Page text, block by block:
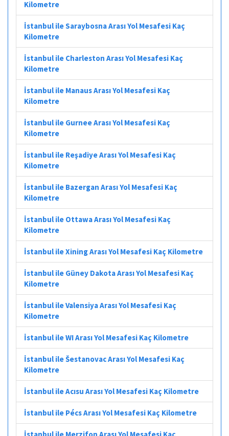
Kilometre
İstanbul ile Saraybosna Arası Yol Mesafesi Kaç
Kilometre
İstanbul ile Charleston Arası Yol Mesafesi Kaç
Kilometre
İstanbul ile Manaus Arası Yol Mesafesi Kaç
Kilometre
İstanbul ile Gurnee Arası Yol Mesafesi Kaç
Kilometre
İstanbul ile Reşadiye Arası Yol Mesafesi Kaç
Kilometre
İstanbul ile Bazergan Arası Yol Mesafesi Kaç
Kilometre
İstanbul ile Ottawa Arası Yol Mesafesi Kaç
Kilometre
İstanbul ile Xining Arası Yol Mesafesi Kaç Kilometre
İstanbul ile Güney Dakota Arası Yol Mesafesi Kaç
Kilometre
İstanbul ile Valensiya Arası Yol Mesafesi Kaç
Kilometre
İstanbul ile WI Arası Yol Mesafesi Kaç Kilometre
İstanbul ile Šestanovac Arası Yol Mesafesi Kaç
Kilometre
İstanbul ile Acısu Arası Yol Mesafesi Kaç Kilometre
İstanbul ile Pécs Arası Yol Mesafesi Kaç Kilometre